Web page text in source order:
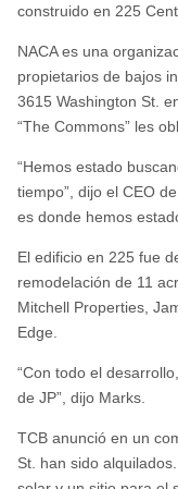
construido en 225
NACA es una
propietarios de bajos
3615 Washington St.
“The Commons” les
“Hemos estado
tiempo”, dijo el CEO
es donde hemos
El edificio en 225 fue
remodelación de 11
Mitchell Properties,
Edge.
“Con todo el
de JP”, dijo Marks.
TCB anunció en un
St. han sido